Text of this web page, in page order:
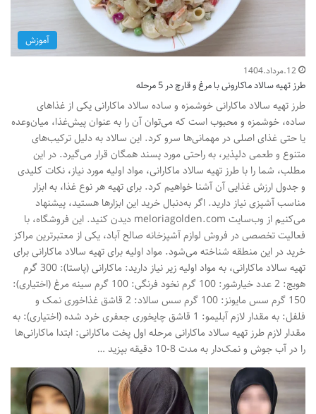
آموزش
12.مرداد.1404
طرز تهیه سالاد ماکارونی با مرغ و قارچ در 5 مرحله
طرز تهیه سالاد ماکارانی خوشمزه و ساده سالاد ماکارانی یکی از غذاهای
ساده، خوشمزه و محبوب است که می‌توان آن را به عنوان پیش‌غذا، میان‌وعده
یا حتی غذای اصلی در مهمانی‌ها سرو کرد. این سالاد به دلیل ترکیب‌های
متنوع و طعمی دلپذیر، به راحتی مورد پسند همگان قرار می‌گیرد. در این
مطلب، شما را با طرز تهیه سالاد ماکارانی، مواد اولیه مورد نیاز، نکات کلیدی
و جدول ارزش غذایی آن آشنا خواهیم کرد. برای تهیه هر نوع غذا، به ابزار
مناسب آشپزی نیاز دارید. اگر به‌دنبال خرید این ابزارها هستید، پیشنهاد
می‌کنیم از وب‌سایت meloriagolden.com دیدن کنید. این فروشگاه، با
فعالیت تخصصی در فروش لوازم آشپزخانه صالح آباد، یکی از معتبرترین مراکز
خرید در این منطقه شناخته می‌شود. مواد اولیه برای تهیه سالاد ماکارانی برای
تهیه سالاد ماکارانی، به مواد اولیه زیر نیاز دارید: ماکارانی (پاستا): 300 گرم
هویج: 2 عدد خیارشور: 100 گرم نخود فرنگی: 100 گرم سینه مرغ (اختیاری):
150 گرم سس مایونز: 100 گرم سس سالاد: 2 قاشق غذاخوری نمک و
فلفل: به مقدار لازم آبلیمو: 1 قاشق چایخوری جعفری خرد شده (اختیاری): به
مقدار لازم طرز تهیه سالاد ماکارانی مرحله اول پخت ماکارانی: ابتدا ماکارانی‌ها
را در آب جوش و نمک‌دار به مدت 8-10 دقیقه بپزید …